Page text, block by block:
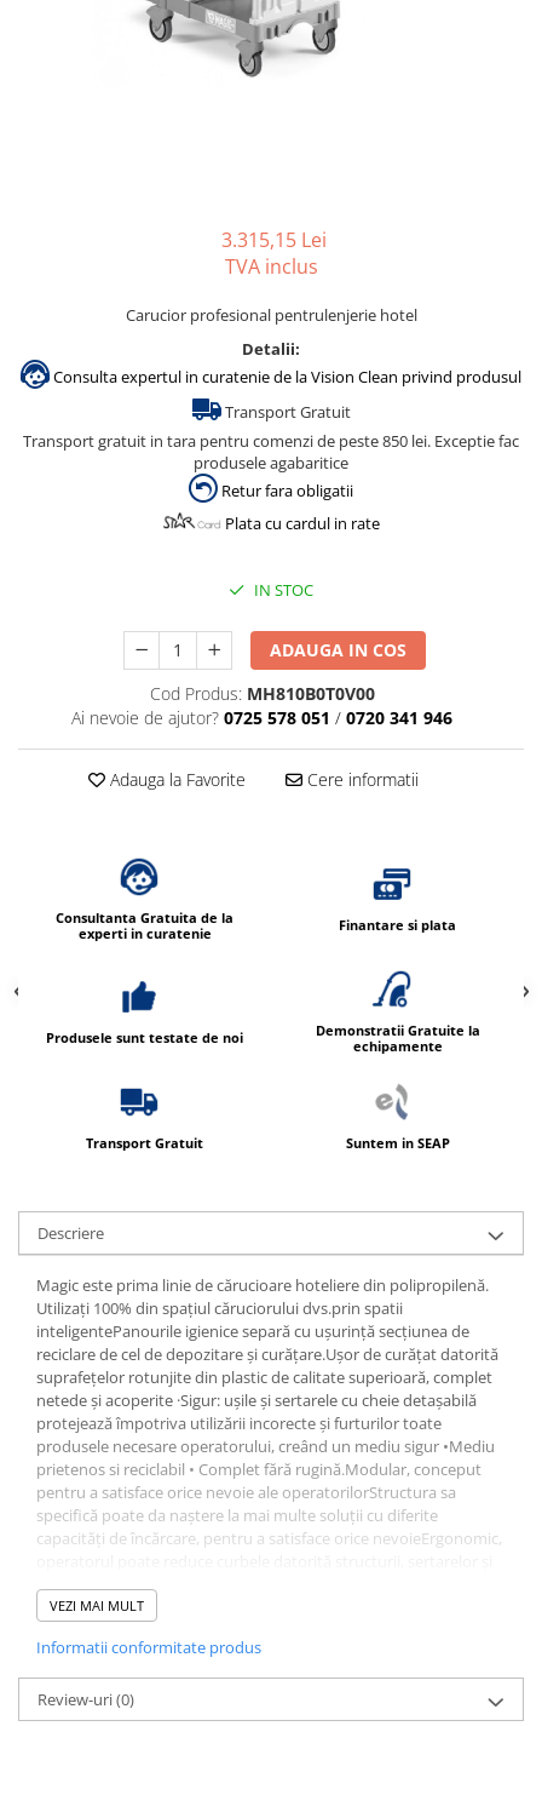
Gama de cosmetice hoteliere
Gama de cosmetice hoteliere Sense
3.315,15 Lei
TVA inclus
Carucior profesional pentrulenjerie hotel
Detalii:
Consulta expertul in curatenie de la Vision Clean privind produsul
Transport Gratuit
Transport gratuit in tara pentru comenzi de peste 850 lei. Exceptie fac
produsele agabaritice
Retur fara obligatii
Plata cu cardul in rate
IN STOC
ADAUGA IN COS
Cod Produs: MH810B0T0V00
Ai nevoie de ajutor? 0725 578 051 / 0720 341 946
Adauga la Favorite Cere informatii
Consultanta Gratuita de la
experti in curatenie
Finantare si plata
Produsele sunt testate de noi
Demonstratii Gratuite la
echipamente
Transport Gratuit Suntem in SEAP
Descriere
Magic este prima linie de cărucioare hoteliere din polipropilenă.
Utilizați 100% din spațiul căruciorului dvs.prin spatii
inteligentePanourile igienice separă cu ușurință secțiunea de
reciclare de cel de depozitare și curățare.Ușor de curățat datorită
suprafețelor rotunjite din plastic de calitate superioară, complet
netede și acoperite ·Sigur: ușile și sertarele cu cheie detașabilă
protejează împotriva utilizării incorecte și furturilor toate
produsele necesare operatorului, creând un mediu sigur •Mediu
prietenos si reciclabil • Complet fără rugină.Modular, conceput
pentru a satisface orice nevoie ale operatorilorStructura sa
specifică poate da naștere la mai multe soluții cu diferite
capacități de încărcare, pentru a satisface orice nevoieErgonomic,
setului de pedale.Smart Design: linii esențiale și armonioase
pentru un cărucior elegant și prestigios.Dimensiuni (WxDxH): 67 x
VEZI MAI MULT
Informatii conformitate produs
Review-uri(0)